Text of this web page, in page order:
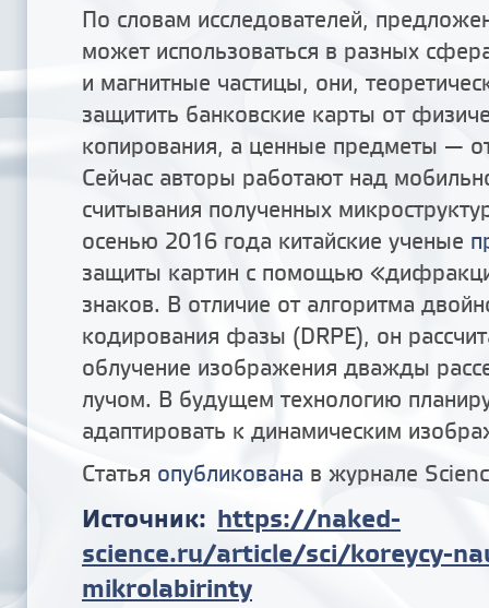
По словам исследователей,
может использоваться в разных
и магнитные частицы, они,
защитить банковские карты от
копирования, а ценные предметы —
Сейчас авторы работают над
считывания полученных
осенью 2016 года китайские ученые
защиты картин с помощью
знаков. В отличие от алгоритма
кодирования фазы (DRPE), он
облучение изображения дважды
лучом. В будущем технологию
адаптировать к динамическим
Статья опубликована в журнале
Источник: https://naked-
science.ru/article/sci/koreycy-
mikrolabirinty